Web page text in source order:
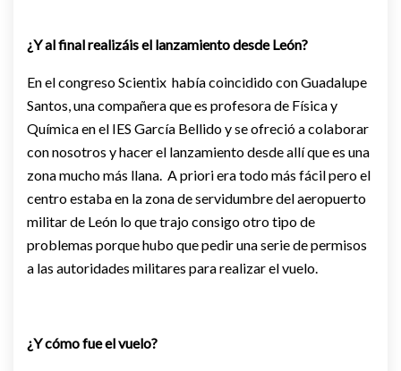
¿Y al final realizáis el lanzamiento desde León?
En el congreso Scientix había coincidido con Guadalupe
Santos, una compañera que es profesora de Física y
Química en el IES García Bellido y se ofreció a colaborar
con nosotros y hacer el lanzamiento desde allí que es una
zona mucho más llana. A priori era todo más fácil pero el
centro estaba en la zona de servidumbre del aeropuerto
militar de León lo que trajo consigo otro tipo de
problemas porque hubo que pedir una serie de permisos
a las autoridades militares para realizar el vuelo.
¿Y cómo fue el vuelo?